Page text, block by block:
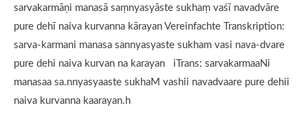
sarvakarmāṇi manasā saṃnyasyāste sukhaṃ vaśī navadvāre
pure dehī naiva kurvanna kārayan Vereinfachte Transkription:
sarva-karmani manasa sannyasyaste sukham vasi nava-dvare
pure dehi naiva kurvan na karayan iTrans: sarvakarmaaNi
manasaa sa.nnyasyaaste sukhaM vashii navadvaare pure dehii
naiva kurvanna kaarayan.h